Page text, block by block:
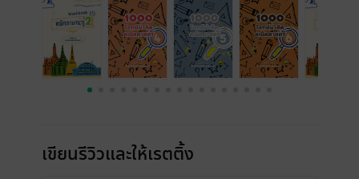
เขียนรีวิวและให้เรตติ้ง